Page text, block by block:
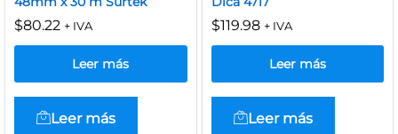
$80.22 + IVA
Leer más
Leer más
$119.98 + IVA
Leer más
Leer más